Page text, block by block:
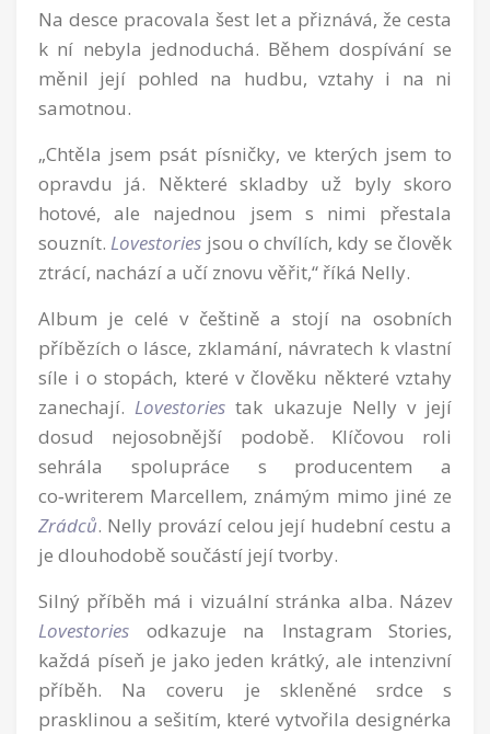
Na desce pracovala šest let a přiznává, že cesta
k ní nebyla jednoduchá. Během dospívání se
měnil její pohled na hudbu, vztahy i na ni
samotnou.
„Chtěla jsem psát písničky, ve kterých jsem to
opravdu já. Některé skladby už byly skoro
hotové, ale najednou jsem s nimi přestala
souznít. Lovestories jsou o chvílích, kdy se člověk
ztrácí, nachází a učí znovu věřit,“ říká Nelly.
Album je celé v češtině a stojí na osobních
příbězích o lásce, zklamání, návratech k vlastní
síle i o stopách, které v člověku některé vztahy
zanechají. Lovestories tak ukazuje Nelly v její
dosud nejosobnější podobě. Klíčovou roli
sehrála spolupráce s producentem a
co‑writerem Marcellem, známým mimo jiné ze
Zrádců. Nelly provází celou její hudební cestu a
je dlouhodobě součástí její tvorby.
Silný příběh má i vizuální stránka alba. Název
Lovestories odkazuje na Instagram Stories,
každá píseň je jako jeden krátký, ale intenzivní
příběh. Na coveru je skleněné srdce s
prasklinou a sešitím, které vytvořila designérka